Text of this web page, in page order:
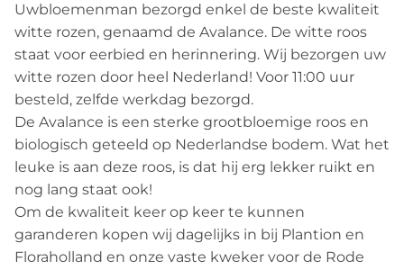
Uwbloemenman bezorgd enkel de beste kwaliteit
witte rozen, genaamd de Avalance. De witte roos
staat voor eerbied en herinnering. Wij bezorgen uw
witte rozen door heel Nederland! Voor 11:00 uur
besteld, zelfde werkdag bezorgd.
De Avalance is een sterke grootbloemige roos en
biologisch geteeld op Nederlandse bodem. Wat het
leuke is aan deze roos, is dat hij erg lekker ruikt en
nog lang staat ook!
Om de kwaliteit keer op keer te kunnen
garanderen kopen wij dagelijks in bij Plantion en
Floraholland en onze vaste kweker voor de Rode